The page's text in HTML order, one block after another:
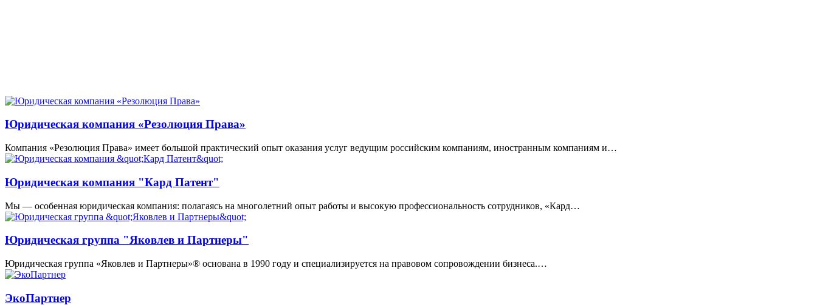
Юридическая компания «Резолюция Права»
Компания «Резолюция Права» имеет большой практический опыт оказания услуг ведущим российским компаниям, иностранным компаниям и…
Юридическая компания "Кард Патент"
Мы — особенная юридическая компания: полагаясь на многолетний опыт работы и высокую профессиональность сотрудников, «Кард…
Юридическая группа "Яковлев и Партнеры"
Юридическая группа «Яковлев и Партнеры»® основана в 1990 году и специализируется на правовом сопровождении бизнеса.…
ЭкоПартнер